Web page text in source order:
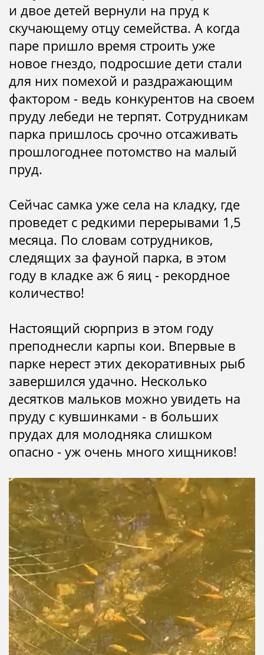
и двое детей вернули на пруд к
скучающему отцу семейства. А когда
паре пришло время строить уже
новое гнездо, подросшие дети стали
для них помехой и раздражающим
фактором - ведь конкурентов на своем
пруду лебеди не терпят. Сотрудникам
парка пришлось срочно отсаживать
прошлогоднее потомство на малый
пруд.
Сейчас самка уже села на кладку, где
проведет с редкими перерывами 1,5
месяца. По словам сотрудников,
следящих за фауной парка, в этом
году в кладке аж 6 яиц - рекордное
количество!
Настоящий сюрприз в этом году
преподнесли карпы кои. Впервые в
парке нерест этих декоративных рыб
завершился удачно. Несколько
десятков мальков можно увидеть на
пруду с кувшинками - в больших
прудах для молодняка слишком
опасно - уж очень много хищников!